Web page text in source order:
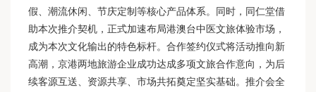
假、潮流休闲、节庆定制等核心产品体系。同时，同仁堂借
助本次推介契机，正式加速布局港澳台中医文旅体验市场，
成为本次文化输出的特色标杆。合作签约仪式将活动推向新
高潮，京港两地旅游企业成功达成多项文旅合作意向，为后
续客源互送、资源共享、市场共拓奠定坚实基础。推介会全